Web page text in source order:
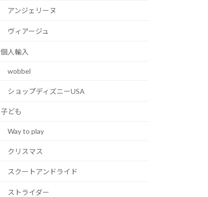
アンジェリーヌ
ヴィアージュ
個人輸入
wobbel
ショップディズニーUSA
子ども
Way to play
クリスマス
スクートアンドライド
ストライダー